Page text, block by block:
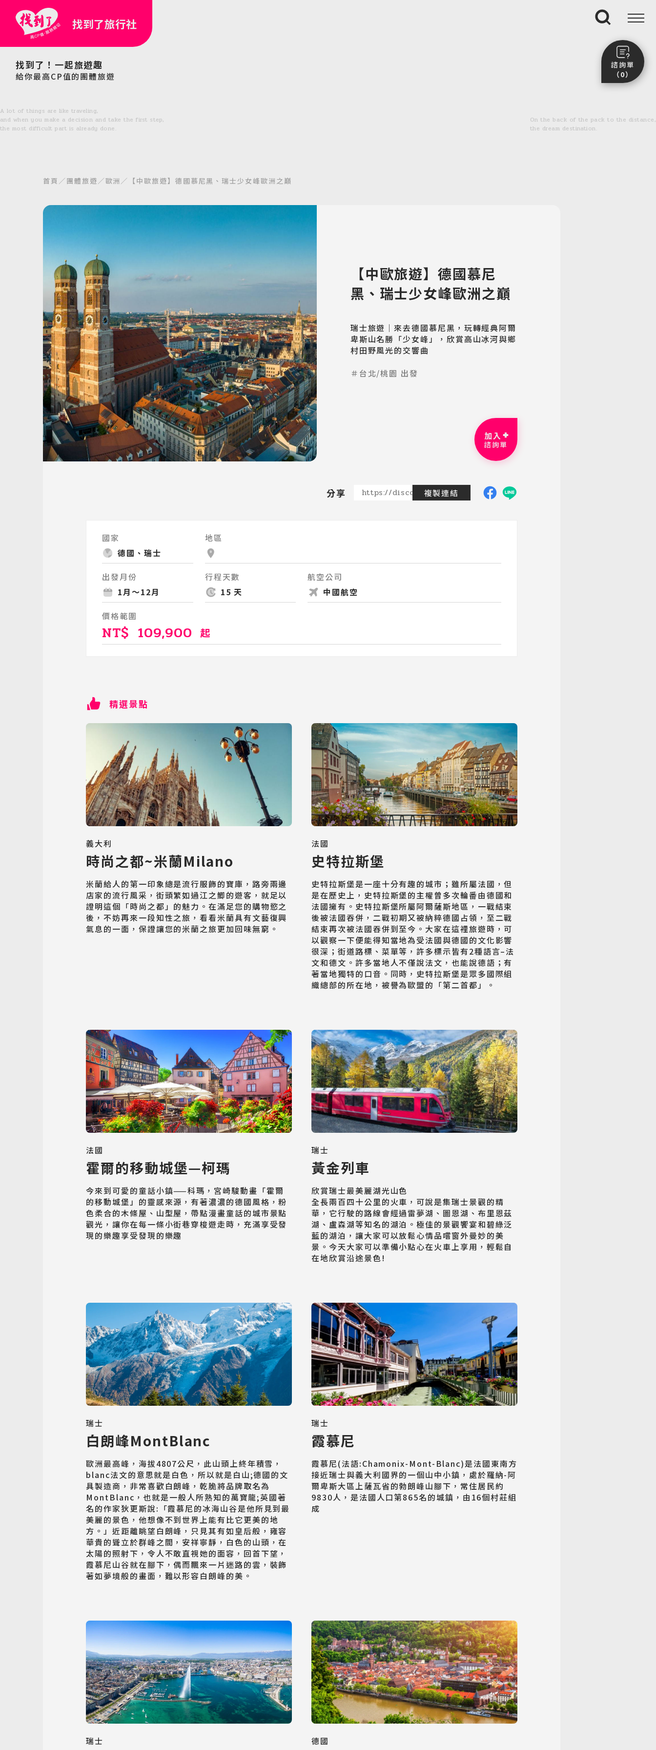
找到了旅行社
找到了！一起旅遊趣
給你最高CP值的團體旅遊
歐洲旅遊
Europe
郵輪旅遊
Cruiseship
迷你團(包車)
最新消息
Announcement
客製旅遊
Customized Tour
搜尋
諮詢單
（0）
前往諮詢單頁面
A lot of things are like traveling,
and when you make a decision and take the first step,
the most difficult part is already done.
On the back of the pack to the distance,
the dream destination.
首頁 團體旅遊 歐洲 【中歐旅遊】德國慕尼黑、瑞士少女峰歐洲之巔
【中歐旅遊】德國慕尼
黑、瑞士少女峰歐洲之巔
瑞士旅遊｜來去德國慕尼黑，玩轉經典阿爾
卑斯山名勝「少女峰」，欣賞高山冰河與鄉
村田野風光的交響曲
＃台北/桃園 出發
加入
諮詢單
分享 https://discoveredtravel.com.tw/group-tour/detail/
複製連結
國家
德國、瑞士
地區
出發月份
1月～12月
行程天數
15 天
航空公司
中國航空
價格範圍
NT$ 109,900 起
精選景點
義大利
時尚之都~米蘭Milano
米蘭給人的第一印象總是流行服飾的寶庫，路旁兩邊
店家的流行風采，街頭繁如過江之鯽的遊客，就足以
證明這個「時尚之都」的魅力。在滿足您的購物慾之
後，不妨再來一段知性之旅，看看米蘭具有文藝復興
氣息的一面，保證讓您的米蘭之旅更加回味無窮。
法國
史特拉斯堡
史特拉斯堡是一座十分有趣的城市；雖所屬法國，但
是在歷史上，史特拉斯堡的主權曾多次輪番由德國和
法國擁有。史特拉斯堡所屬阿爾薩斯地區，一戰結束
後被法國吞併，二戰初期又被納粹德國占領，至二戰
結束再次被法國吞併到至今。大家在這裡旅遊時，可
以觀察一下便能得知當地為受法國與德國的文化影響
很深；街道路標、菜單等，許多標示皆有2種語言–法
文和德文。許多當地人不僅說法文，也能說德語；有
著當地獨特的口音。同時，史特拉斯堡是眾多國際組
織總部的所在地，被譽為歐盟的「第二首都」。
法國
霍爾的移動城堡—柯瑪
今來到可愛的童話小鎮——科瑪，宮崎駿動畫「霍爾
的移動城堡」的靈感來源，有著濃濃的德國風格，粉
色柔合的木條屋、山型屋，帶點漫畫童話的城市景點
觀光，讓你在每一條小街巷穿梭遊走時，充滿享受發
現的樂趣享受發現的樂趣
瑞士
黃金列車
欣賞瑞士最美麗湖光山色
全長兩百四十公里的火車，可說是集瑞士景觀的精
華，它行駛的路線會經過雷夢湖、圖恩湖、布里恩茲
湖、盧森湖等知名的湖泊。極佳的景觀饗宴和碧綠泛
藍的湖泊，讓大家可以放鬆心情品嚐窗外曼妙的美
景。今天大家可以準備小點心在火車上享用，輕鬆自
在地欣賞沿途景色!
瑞士
白朗峰MontBlanc
歐洲最高峰，海拔4807公尺，此山頭上終年積雪，
blanc法文的意思就是白色，所以就是白山;德國的文
具製造商，非常喜歡白朗峰，乾脆將品牌取名為
MontBlanc，也就是一般人所熟知的萬寶龍;英國著
名的作家狄更斯說:「霞慕尼的冰海山谷是他所見到最
美麗的景色，他想像不到世界上能有比它更美的地
方。」近距離眺望白朗峰，只見其有如皇后般，雍容
華貴的聳立於群峰之間，安祥寧靜，白色的山頭，在
太陽的照射下，令人不敢直視她的面容，回首下望，
霞慕尼山谷就在腳下，偶而飄來一片迷路的雲，裝飾
著如夢境般的畫面，難以形容白朗峰的美。
瑞士
霞慕尼
霞慕尼(法語:Chamonix-Mont-Blanc)是法國東南方
接近瑞士與義大利國界的一個山中小鎮，處於羅納-阿
爾卑斯大區上薩瓦省的勃朗峰山腳下，常住居民約
9830人，是法國人口第865名的城鎮，由16個村莊組
成
瑞士 德國